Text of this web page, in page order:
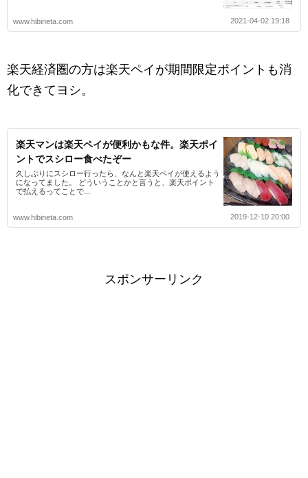
www.hibineta.com 2021-04-02 19:18
楽天経済圏の方は楽天ペイが期間限定ポイントも消
化できてヨシ。
楽天マンは楽天ペイが便利かもな件。楽天ポイ
ントでスシロー食べたぞー
久しぶりにスシロー行ったら、なんと楽天ペイが使えるよう
になってました。 どういうことかと言うと、楽天ポイント
で払えるってことで...
www.hibineta.com 2019-12-10 20:00
スポンサーリンク